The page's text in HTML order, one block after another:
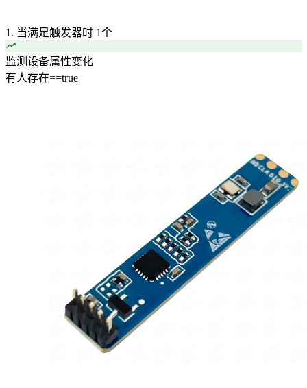
1. 当满足触发器时 1个
监测设备属性变化
有人存在==true